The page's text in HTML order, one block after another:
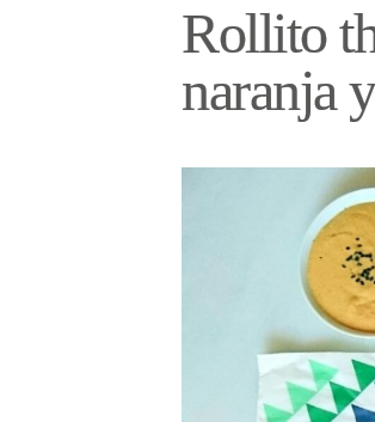
Rollito
naranja